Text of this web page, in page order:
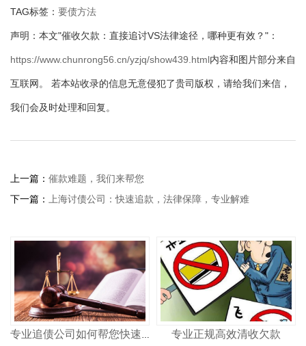
TAG标签： 要债方法
声明：本文"催收欠款：直接追讨VS法律途径，哪种更有效？"：
https://www.chunrong56.cn/yzjq/show439.html内容和图片部分来自
互联网。 若本站收录的信息无意侵犯了贵司版权，请给我们来信，
我们会及时处理和回复。
上一篇： 催款难题，我们来帮您
下一篇： 上海讨债公司：快速追款，法律保障，专业解难
专业追债公司如何帮您快速追回欠款 合法高效不踩坑 专业正规高效清收欠款